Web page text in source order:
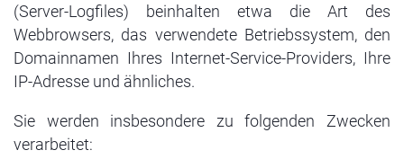
(Server-Logfiles) beinhalten etwa die Art des
Webbrowsers, das verwendete Betriebssystem, den
Domainnamen Ihres Internet-Service-Providers, Ihre
IP-Adresse und ähnliches.
Sie werden insbesondere zu folgenden Zwecken
verarbeitet: